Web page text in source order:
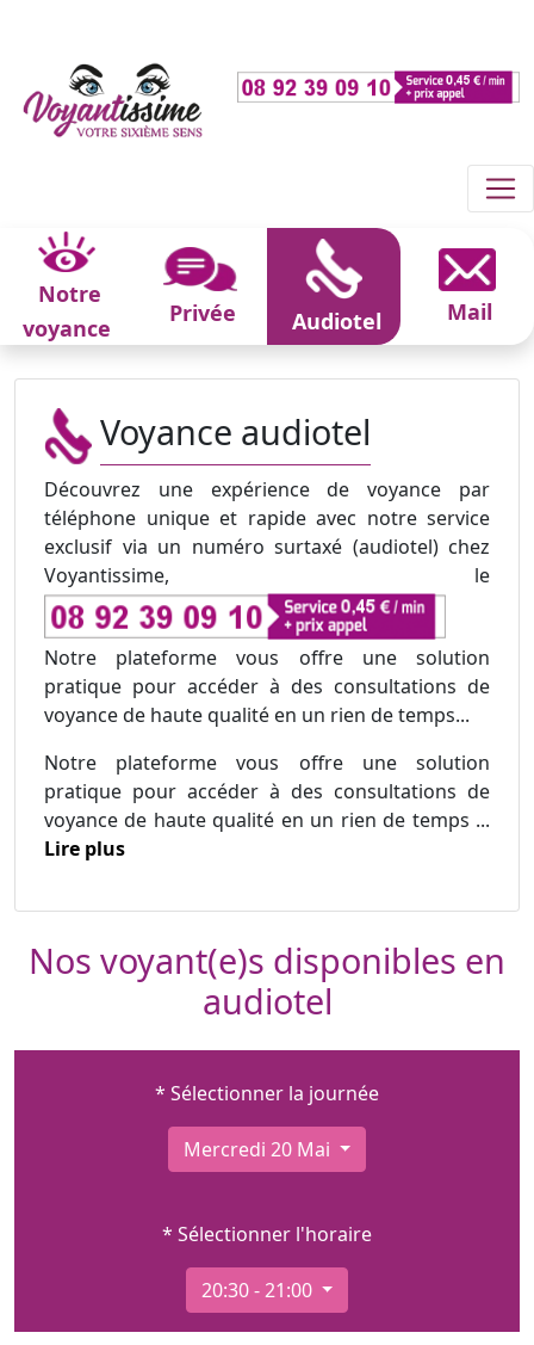
Notre
voyance
Privée Audiotel Mail
Voyance audiotel
Découvrez une expérience de voyance par
téléphone unique et rapide avec notre service
exclusif via un numéro surtaxé (audiotel) chez
Voyantissime, le
Notre plateforme vous offre une solution
pratique pour accéder à des consultations de
voyance de haute qualité en un rien de temps...
Notre plateforme vous offre une solution
pratique pour accéder à des consultations de
voyance de haute qualité en un rien de temps ...
Lire plus
Nos voyant(e)s disponibles en
audiotel
* Sélectionner la journée
Mercredi 20 Mai
* Sélectionner l'horaire
20:30 - 21:00